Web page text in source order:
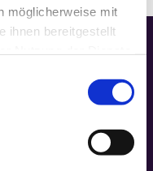
möglicherweise mit
ihnen bereitgestellt